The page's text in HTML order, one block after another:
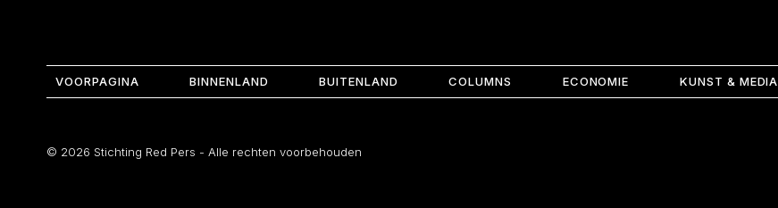
VOORPAGINA BINNENLAND BUITENLAND COLUMNS ECONOMIE KUNST & MEDIA
© 2026 Stichting Red Pers - Alle rechten voorbehouden